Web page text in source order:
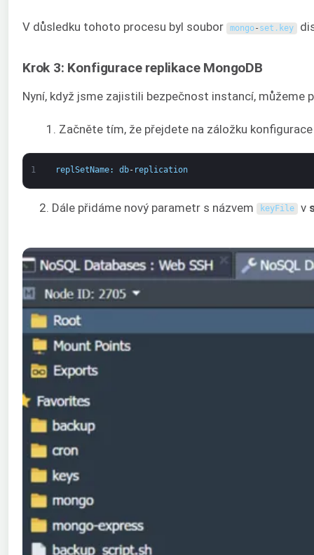
V důsledku tohoto procesu byl soubor mongo- set . key
Krok 3: Konfigurace replikace MongoDB
Nyní, když jsme zajistili bezpečnost instancí, můžeme
Začněte tím, že přejdete na záložku
1 replSetName: db- replication
2. Dále přidáme nový parametr s názvem keyFile v